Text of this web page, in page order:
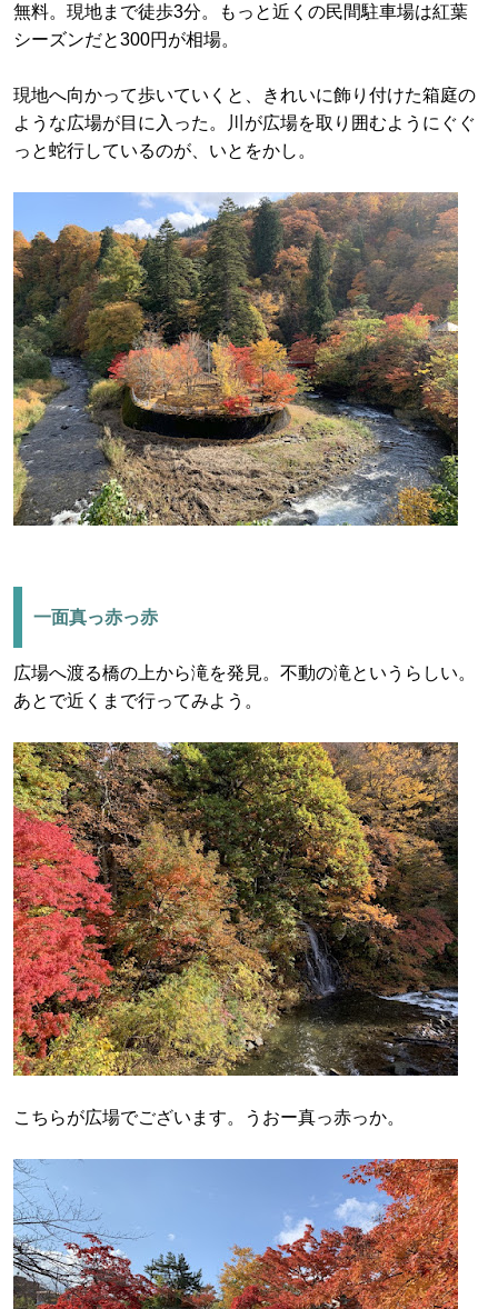
無料。現地まで徒歩3分。もっと近くの民間駐車場は紅葉
シーズンだと300円が相場。
現地へ向かって歩いていくと、きれいに飾り付けた箱庭の
ような広場が目に入った。川が広場を取り囲むようにぐぐ
っと蛇行しているのが、いとをかし。
一面真っ赤っ赤
広場へ渡る橋の上から滝を発見。不動の滝というらしい。
あとで近くまで行ってみよう。
こちらが広場でございます。うおー真っ赤っか。